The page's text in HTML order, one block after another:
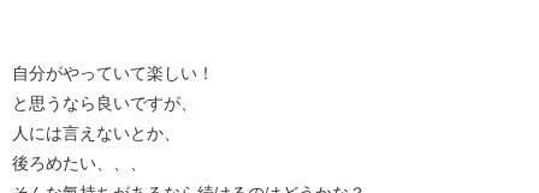
自分がやっていて楽しい！
と思うなら良いですが、
人には言えないとか、
後ろめたい、、、